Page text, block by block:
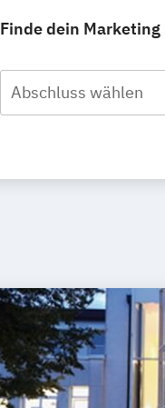
Finde dein
Abschluss wählen